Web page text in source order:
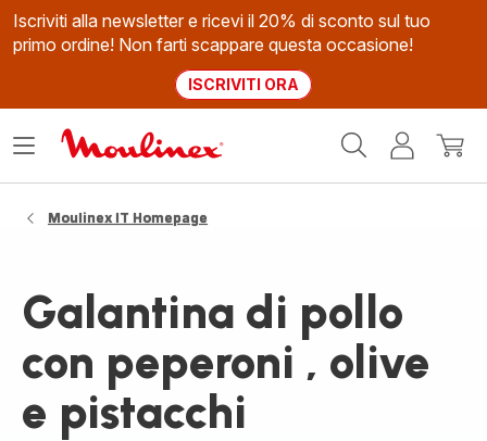
Iscriviti alla newsletter e ricevi il 20% di sconto sul tuo
primo ordine! Non farti scappare questa occasione!
ISCRIVITI ORA
Il
Apri
Moulinex IT Homepage
Galantina di pollo
con peperoni , olive
e pistacchi